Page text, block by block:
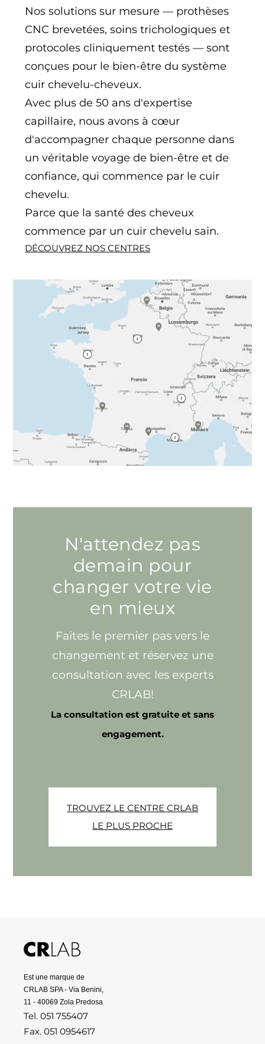
Nos solutions sur mesure — prothèses
CNC brevetées, soins trichologiques et
protocoles cliniquement testés — sont
conçues pour le bien-être du système
cuir chevelu-cheveux.
Avec plus de 50 ans d'expertise
capillaire, nous avons à cœur
d'accompagner chaque personne dans
un véritable voyage de bien-être et de
confiance, qui commence par le cuir
chevelu.
Parce que la santé des cheveux
commence par un cuir chevelu sain.
DÉCOUVREZ NOS CENTRES
N'attendez pas
demain pour
changer votre vie
en mieux
Faites le premier pas vers le
changement et réservez une
consultation avec les experts
CRLAB!
La consultation est gratuite et sans
engagement.
TROUVEZ LE CENTRE CRLAB
LE PLUS PROCHE
Est une marque de
CRLAB SPA - Via Benini,
11 - 40069 Zola Predosa
Tel. 051 755407
Fax. 051 0954617